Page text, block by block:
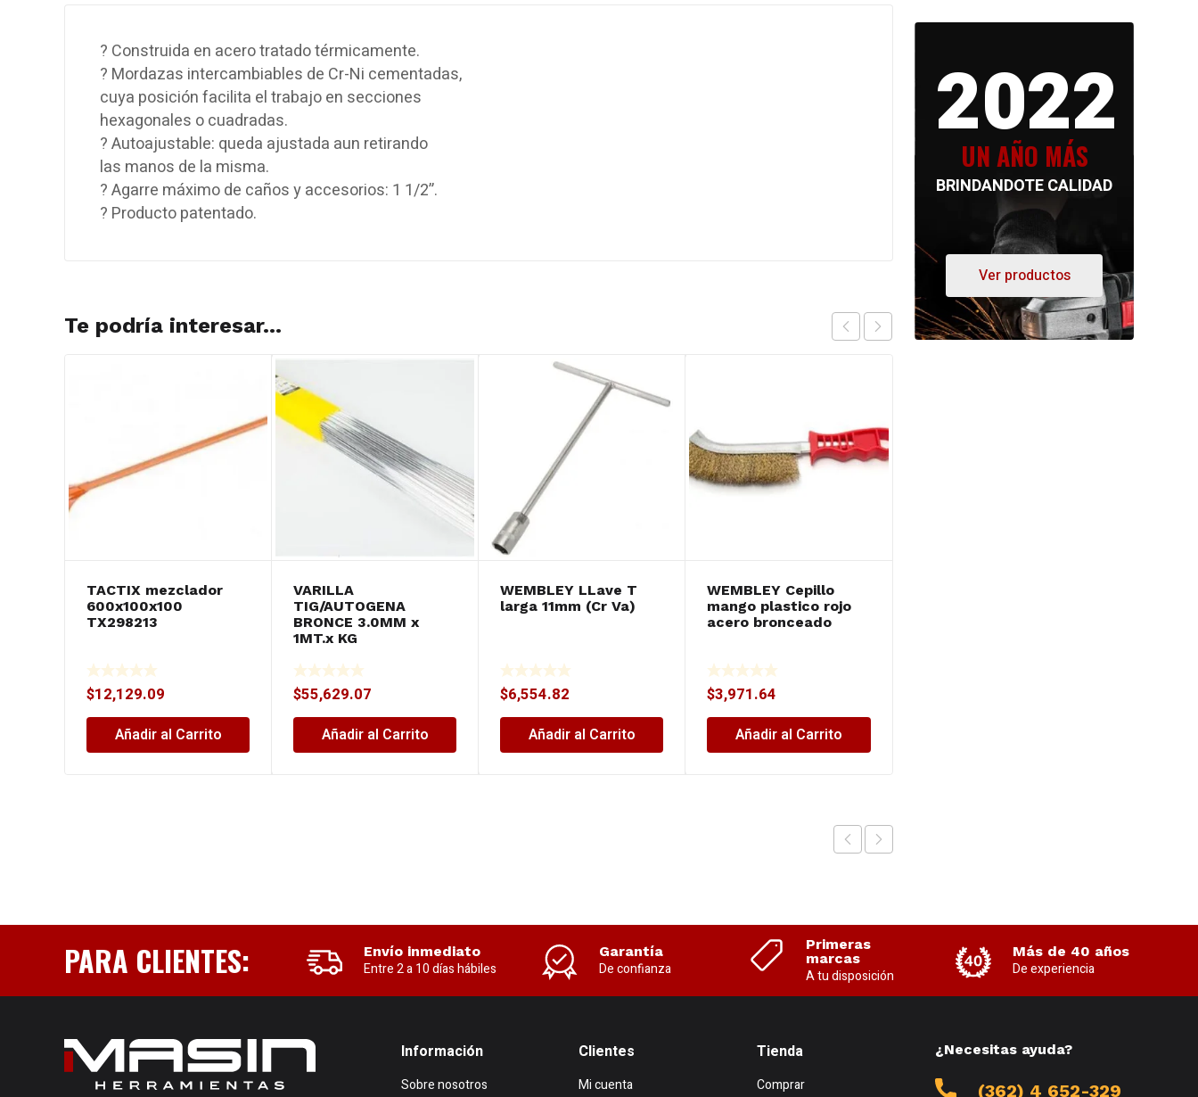
? Construida en acero tratado térmicamente.
? Mordazas intercambiables de Cr-Ni cementadas,
cuya posición facilita el trabajo en secciones
hexagonales o cuadradas.
? Autoajustable: queda ajustada aun retirando
las manos de la misma.
? Agarre máximo de caños y accesorios: 1 1/2”.
? Producto patentado.
Te podría interesar...
TACTIX mezclador
600x100x100
TX298213
$12,129.09
Añadir al Carrito
VARILLA
TIG/AUTOGENA
BRONCE 3.0MM x
1MT.x KG
$55,629.07
Añadir al Carrito
WEMBLEY LLave T
larga 11mm (Cr Va)
$6,554.82
Añadir al Carrito
WEMBLEY Cepillo
mango plastico rojo
acero bronceado
$3,971.64
Añadir al Carrito
2022
UN AÑO MÁS
BRINDANDOTE CALIDAD
Ver productos
PARA CLIENTES: Envío inmediato
Entre 2 a 10 días hábiles
Garantía
De confianza
Primeras
marcas
A tu disposición
Más de 40 años
De experiencia
Información
Sobre nosotros
Clientes
Mi cuenta
Tienda
Comprar
¿Necesitas ayuda?
(362) 4 652-329